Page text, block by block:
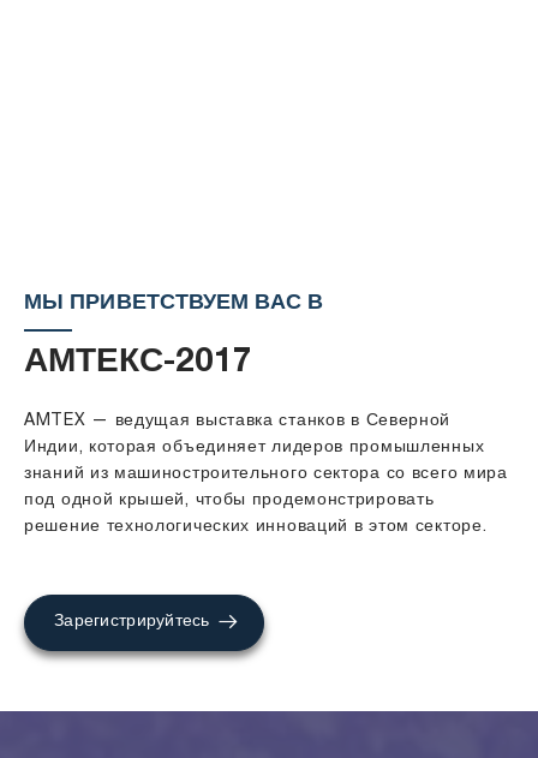
МЫ ПРИВЕТСТВУЕМ ВАС В
АМТЕКС-2017
AMTEX — ведущая выставка станков в Северной
Индии, которая объединяет лидеров промышленных
знаний из машиностроительного сектора со всего мира
под одной крышей, чтобы продемонстрировать
решение технологических инноваций в этом секторе.
Зарегистрируйтесь